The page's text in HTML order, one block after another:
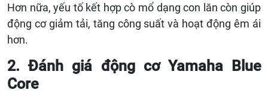
Hơn nữa, yếu tố kết hợp cò mổ dạng con lăn còn giúp
động cơ giảm tải, tăng công suất và hoạt động êm ái
hơn.
2. Đánh giá động cơ Yamaha Blue
Core